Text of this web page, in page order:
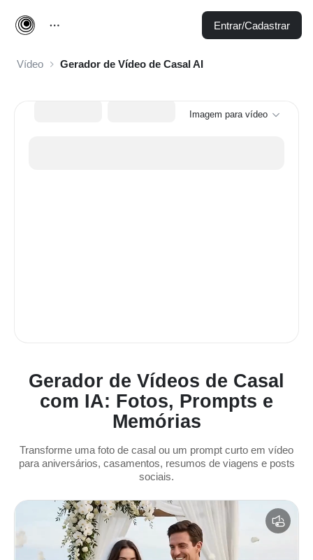
Entrar/Cadastrar
Vídeo Gerador de Vídeo de Casal AI
Gerador de Vídeos de Casal
com IA: Fotos, Prompts e
Memórias
Transforme uma foto de casal ou um prompt curto em vídeo
para aniversários, casamentos, resumos de viagens e posts
sociais.
Imagem para vídeo